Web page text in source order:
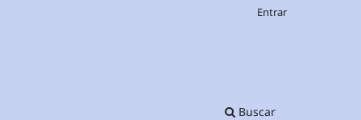
Buscar
Entrar